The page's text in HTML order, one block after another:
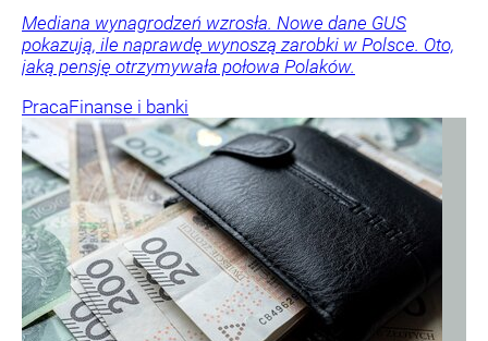
Mediana wynagrodzeń wzrosła. Nowe dane GUS
pokazują, ile naprawdę wynoszą zarobki w Polsce. Oto,
jaką pensję otrzymywała połowa Polaków.
PracaFinanse i banki